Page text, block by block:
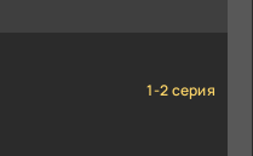
1-2 серия